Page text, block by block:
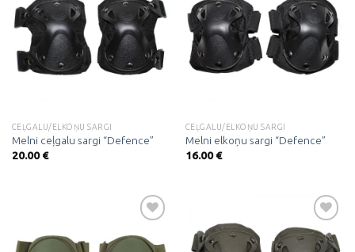
Pievienot
vēlmju
sarakstam
CEĻGALU/ELKOŅU SARGI
Melni ceļgalu sargi “Defence”
20.00€
Pievienot
vēlmju
sarakstam
CEĻGALU/ELKOŅU SARGI
Melni elkoņu sargi “Defence”
16.00€